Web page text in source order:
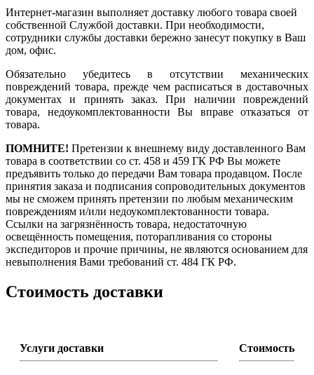
Интернет-магазин выполняет доставку любого товара своей
собственной Службой доставки. При необходимости,
сотрудники службы доставки бережно занесут покупку в Ваш
дом, офис.
Обязательно убедитесь в отсутствии механических
повреждений товара, прежде чем расписаться в доставочных
документах и принять заказ. При наличии повреждений
товара, недоукомплектованности Вы вправе отказаться от
товара.
ПОМНИТЕ! Претензии к внешнему виду доставленного Вам
товара в соответствии со ст. 458 и 459 ГК РФ Вы можете
предъявить только до передачи Вам товара продавцом. После
принятия заказа и подписания сопроводительных документов
мы не сможем принять претензии по любым механическим
повреждениям и/или недоукомплектованности товара.
Ссылки на загрязнённость товара, недостаточную
освещённость помещения, поторапливания со стороны
экспедиторов и прочие причины, не являются основанием для
невыполнения Вами требований ст. 484 ГК РФ.
Стоимость доставки
Услуги доставки Стоимость